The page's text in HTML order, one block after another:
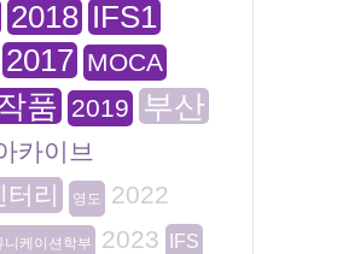
2018 IFS1
2017 MOCA
품 2019 부산
카이브
리
영도 2022
니케이션학부 2023 IFS